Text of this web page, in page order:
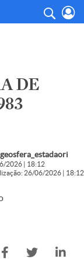
DE
2026 | 18:12
26/06/2026 | 18:12